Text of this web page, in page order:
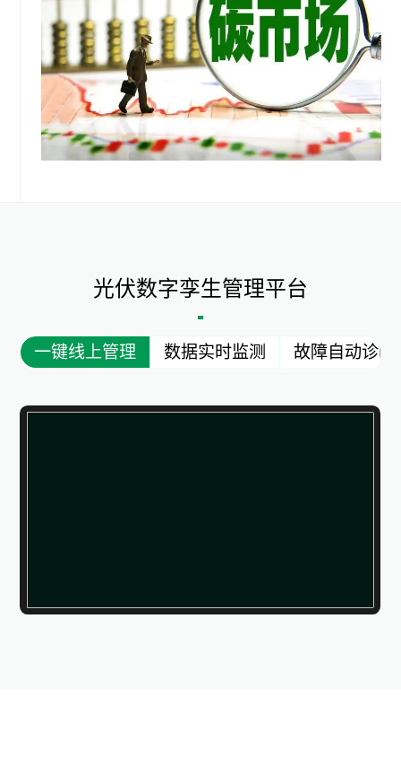
光伏数字孪生管理平台
一键线上管理 数据实时监测 故障自动诊断